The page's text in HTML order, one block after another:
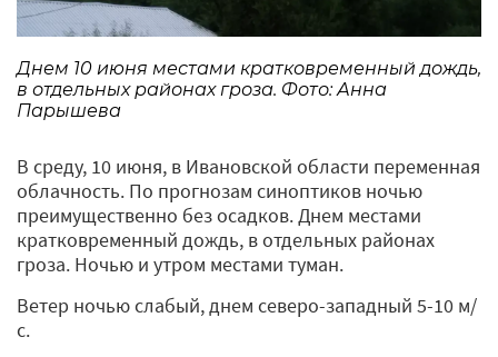
Днем 10 июня местами кратковременный дождь,
в отдельных районах гроза. Фото: Анна
Парышева
В среду, 10 июня, в Ивановской области переменная
облачность. По прогнозам синоптиков ночью
преимущественно без осадков. Днем местами
кратковременный дождь, в отдельных районах
гроза. Ночью и утром местами туман.
Ветер ночью слабый, днем северо-западный 5-10 м/
с.